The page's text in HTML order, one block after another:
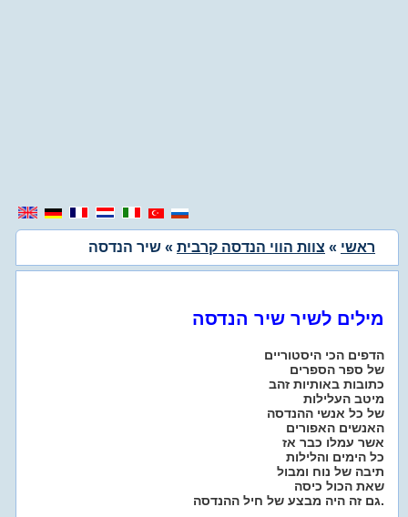
ראשי » צוות הווי הנדסה קרבית » שיר הנדסה
מילים לשיר שיר הנדסה
הדפים הכי היסטוריים
של ספר הספרים
כתובות באותיות זהב
מיטב העלילות
של כל אנשי ההנדסה
האנשים האפורים
אשר עמלו כבר אז
כל הימים והלילות
תיבה של נוח ומבול
שאת הכול כיסה
גם זה היה מבצע של חיל ההנדסה.